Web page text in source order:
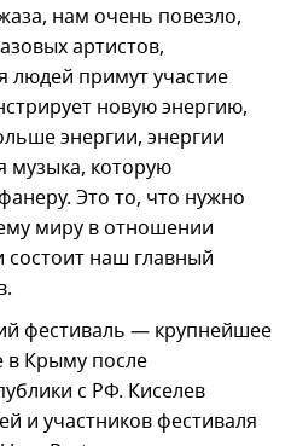
нам очень повезло,
артистов,
людей примут участие
новую энергию,
энергии, энергии
музыка, которую
Это то, что нужно
миру в отношении
наш главный
фестиваль — крупнейшее
в Крыму после
с РФ. Киселев
и участников фестиваля